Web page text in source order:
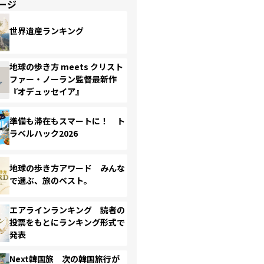
ジ
世界遺産ランキング
地球の歩き方 meets クリスト
ファー・ノーラン監督最新作
『オデュッセイア』
準備も滞在もスマートに！ ト
ラベルハック2026
地球の歩き方アワード みんな
で選ぶ、旅のベスト。
エアラインランキング 読者の
投票をもとにランキング形式で
発表
Next韓国旅 次の韓国旅行が